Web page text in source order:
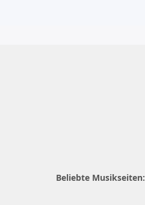
Beliebte Musikseiten: